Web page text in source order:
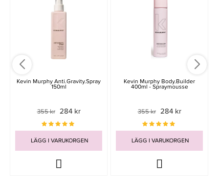
Kevin Murphy Anti.Gravity.Spray
150ml
355 kr 284 kr
LÄGG I VARUKORGEN
Kevin Murphy Body.Builder
400ml - Spraymousse
355 kr 284 kr
LÄGG I VARUKORGEN